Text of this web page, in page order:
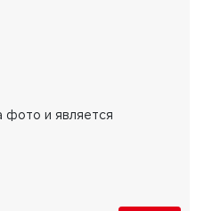
фото и является